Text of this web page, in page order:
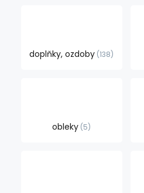
doplňky, ozdoby 138
obleky 5